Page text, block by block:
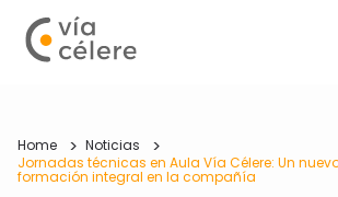
Home
Noticias
Jornadas técnicas en Aula Vía Célere: Un
formación integral en la compañía